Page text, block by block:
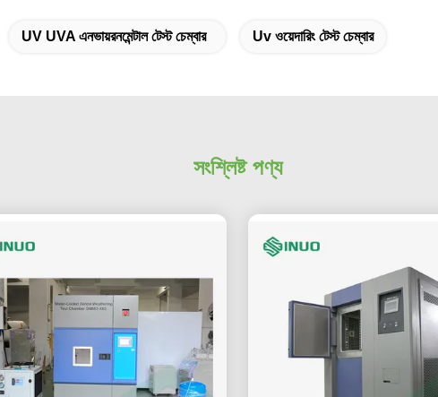
UV UVA এনভায়রনমেন্টাল টেস্ট চেম্বার Uv ওয়েদারিং টেস্ট চেম্বার
সংশ্লিষ্ট পণ্য